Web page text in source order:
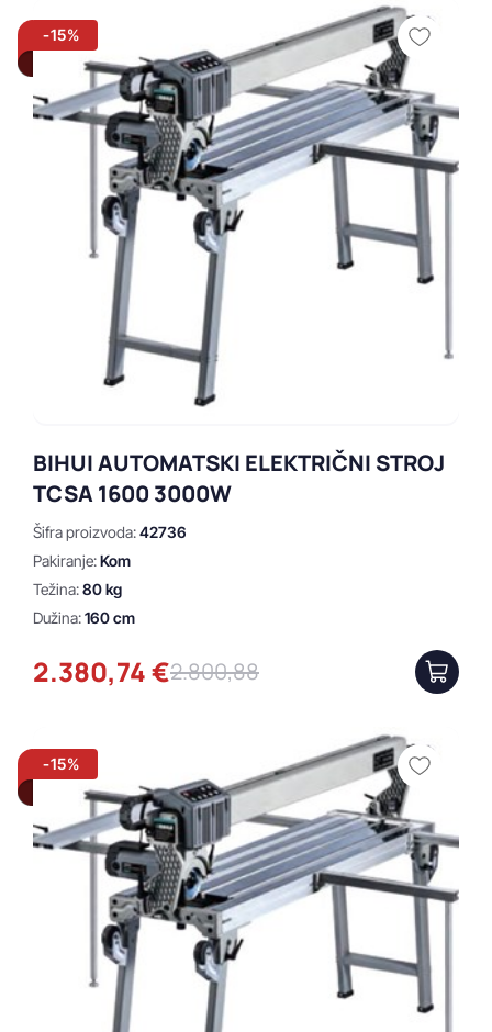
-15%
BIHUI AUTOMATSKI ELEKTRIČNI STROJ
TCSA 1600 3000W
Šifra proizvoda:42736
Pakiranje:Kom
Težina:80 kg
Dužina:160 cm
2.380,74 €2.800,88
-15%